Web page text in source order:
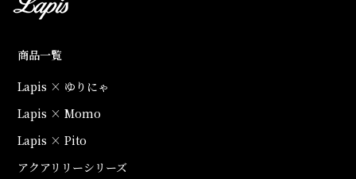
商品一覧
Lapis × ゆりにゃ
Lapis × Momo
Lapis × Pito
アクアリリーシリーズ